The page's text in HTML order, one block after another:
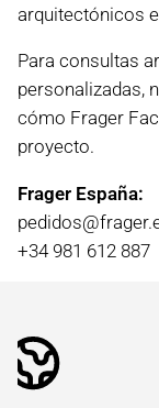
arquitectónicos
Para consultas
personalizadas,
cómo Frager
proyecto.
Frager España:
+34 981 612 887